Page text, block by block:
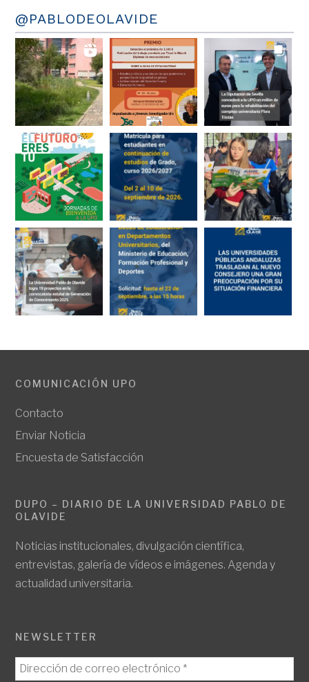
@PABLODEOLAVIDE
COMUNICACIÓN UPO
Contacto
Enviar Noticia
Encuesta de Satisfacción
DUPO – DIARIO DE LA UNIVERSIDAD PABLO DE
OLAVIDE
Noticias institucionales, divulgación científica,
entrevistas, galería de vídeos e imágenes. Agenda y
actualidad universitaria.
NEWSLETTER